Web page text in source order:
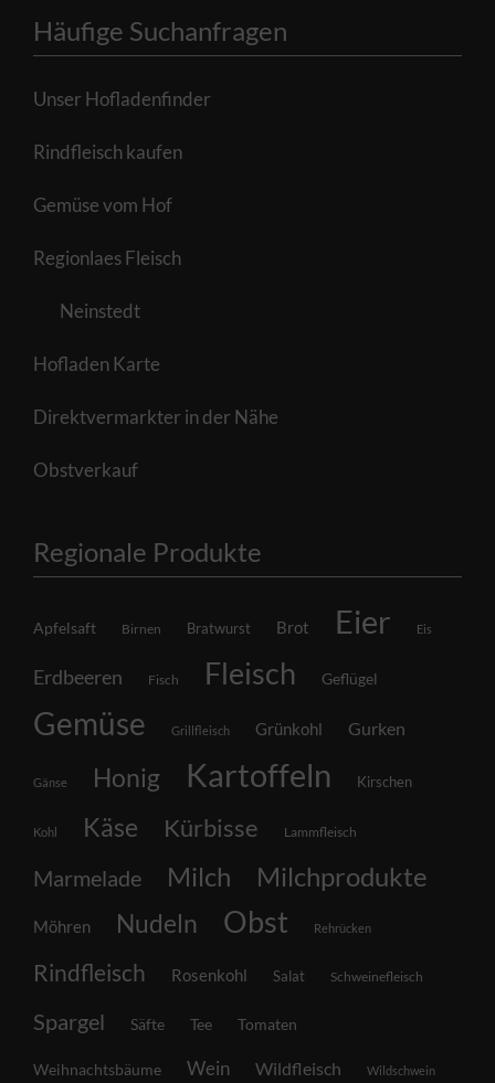
Häufige Suchanfragen
Unser Hofladenfinder
Rindfleisch kaufen
Gemüse vom Hof
Regionlaes Fleisch
Neinstedt
Hofladen Karte
Direktvermarkter in der Nähe
Obstverkauf
Regionale Produkte
Apfelsaft Birnen Bratwurst Brot Eier Eis
Erdbeeren Fisch Fleisch Geflügel
Gemüse Grillfleisch Grünkohl Gurken
Gänse Honig Kartoffeln Kirschen
Kohl Käse Kürbisse Lammfleisch
Marmelade Milch Milchprodukte
Möhren Nudeln Obst Rehrücken
Rindfleisch Rosenkohl Salat Schweinefleisch
Spargel Säfte Tee Tomaten
Weihnachtsbäume Wein Wildfleisch Wildschwein